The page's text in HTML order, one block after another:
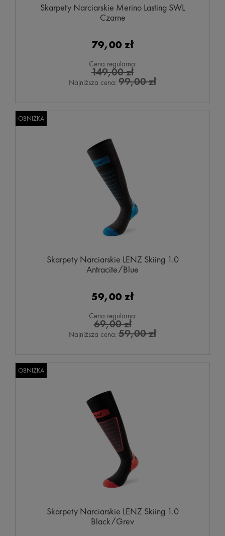
Skarpety Narciarskie Merino Lasting SWL
Czarne
79,00 zł
Cena regularna:
149,00 zł
Najniższa cena: 99,00 zł
Skarpety Narciarskie LENZ Skiing 1.0
Antracite/Blue
59,00 zł
Cena regularna:
69,00 zł
Najniższa cena: 59,00 zł
OBNIŻKA
Skarpety Narciarskie LENZ Skiing 1.0
Black/Grey
OBNIŻKA